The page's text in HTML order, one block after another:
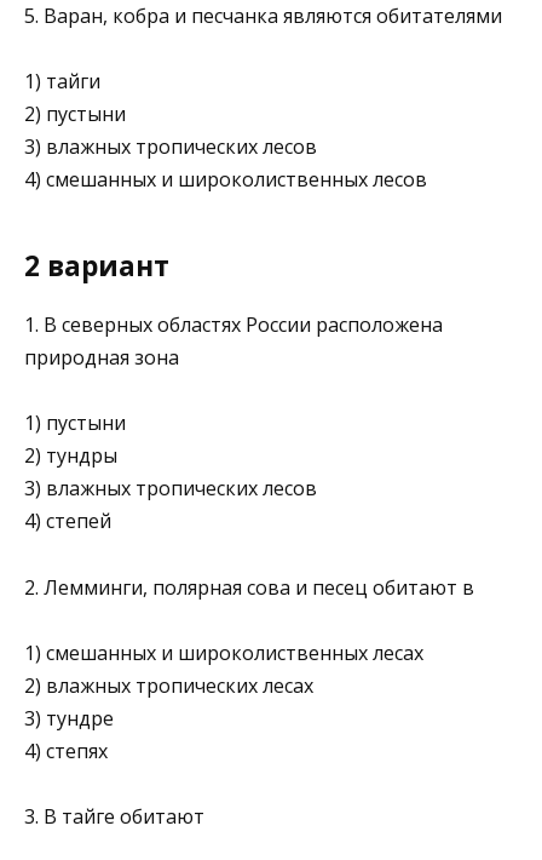
5. Варан, кобра и песчанка являются обитателями
1) тайги
2) пустыни
3) влажных тропических лесов
4) смешанных и широколиственных лесов
2 вариант
1. В северных областях России расположена
природная зона
1) пустыни
2) тундры
3) влажных тропических лесов
4) степей
2. Лемминги, полярная сова и песец обитают в
1) смешанных и широколиственных лесах
2) влажных тропических лесах
3) тундре
4) степях
3. В тайге обитают